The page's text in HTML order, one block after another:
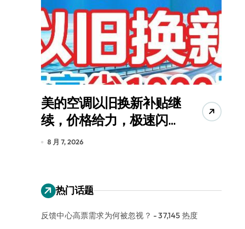
美的空调以旧换新补贴继
续，价格给力，极速闪
装！
8 月 7, 2026
热门话题
反馈中心高票需求为何被忽视？ - 37,145 热度